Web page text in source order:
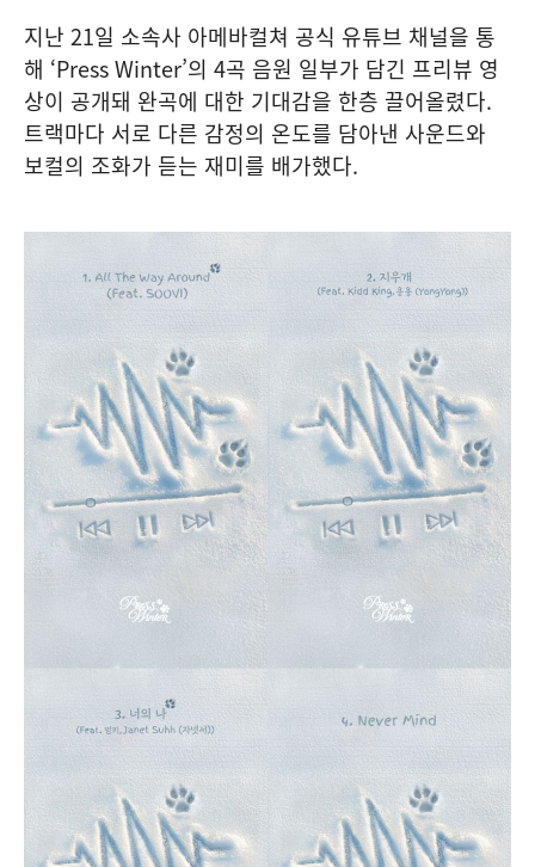
지난 21일 소속사 아메바컬쳐 공식 유튜브 채널을 통
해 ‘Press Winter’의 4곡 음원 일부가 담긴 프리뷰 영
상이 공개돼 완곡에 대한 기대감을 한층 끌어올렸다.
트랙마다 서로 다른 감정의 온도를 담아낸 사운드와
보컬의 조화가 듣는 재미를 배가했다.